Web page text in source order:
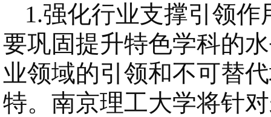
1.强化行业支撑引领
要巩固提升特色学科的
业领域的引领和不可替
特。南京理工大学将针